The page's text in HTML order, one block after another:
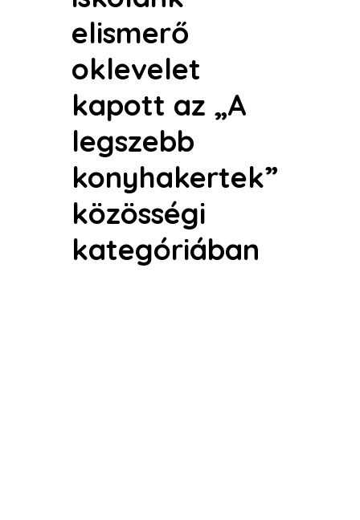
elismerő
oklevelet
kapott az „A
legszebb
konyhakertek”
közösségi
kategóriában